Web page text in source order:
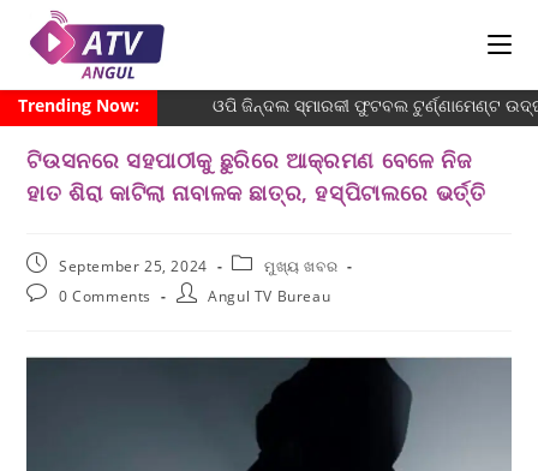
Trending Now: ଓପି ଜିନ୍ଦଲ ସ୍ମାରକୀ ଫୁଟବଲ ଟୁର୍ଣ୍ଣାମେଣ୍ଟ
ଟିଉସନରେ ସହପାଠୀକୁ ଛୁରିରେ ଆକ୍ରମଣ ବେଳେ ନିଜ
ହାତ ଶିରା କାଟିଲା ନାବାଳକ ଛାତ୍ର, ହସ୍ପିଟାଲରେ ଭର୍ତ୍ତି
September 25, 2024
ମୁଖ୍ୟ ଖବର
0 Comments
Angul TV Bureau